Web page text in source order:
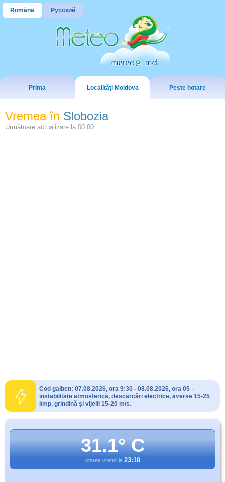
Româna Русский
Prima Localități Moldova Peste hotare
Vremea în Slobozia
Următoare actualizare la 00:00
Cod galben: 07.08.2026, ora 9:30 - 08.08.2026, ora 05 –
instabilitate atmosferică, descărcări electrice, averse 15-25
l/mp, grindină și vijelii 15-20 m/s.
31.1° C
starea vremii la 23:10